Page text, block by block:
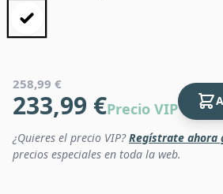
258,99 €
233,99 €Precio VIP
¿Quieres el precio VIP?Regístrate ahora
precios especiales en toda la web.